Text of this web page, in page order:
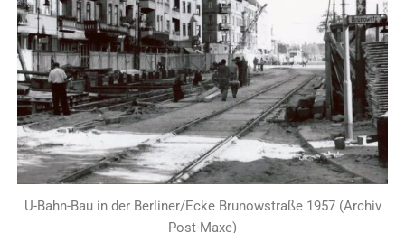
U-Bahn-Bau in der Berliner/Ecke Brunowstraße 1957 (Archiv
Post-Maxe)